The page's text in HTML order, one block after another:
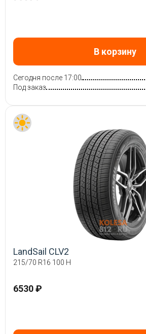
В корзину
Сегодня после 17:00
Под заказ
LandSail CLV2
215/70 R16 100 H
6530 ₽